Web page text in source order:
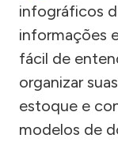
infográficos
informações
fácil de
organizar
estoque e
modelos de